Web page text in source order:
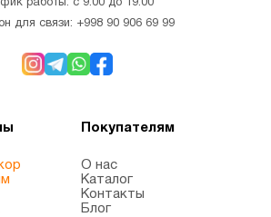
работы: с 9:00 до 19:00
для связи: +998 90 906 69 99
Покупателям
О нас
Каталог
Контакты
Блог